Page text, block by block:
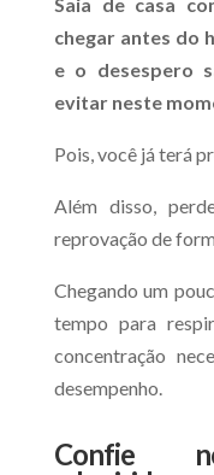
chegar antes do
e o desespero
evitar neste
Pois, você já terá
Além disso,
reprovação de
Chegando um
tempo para
concentração
desempenho.
Confie